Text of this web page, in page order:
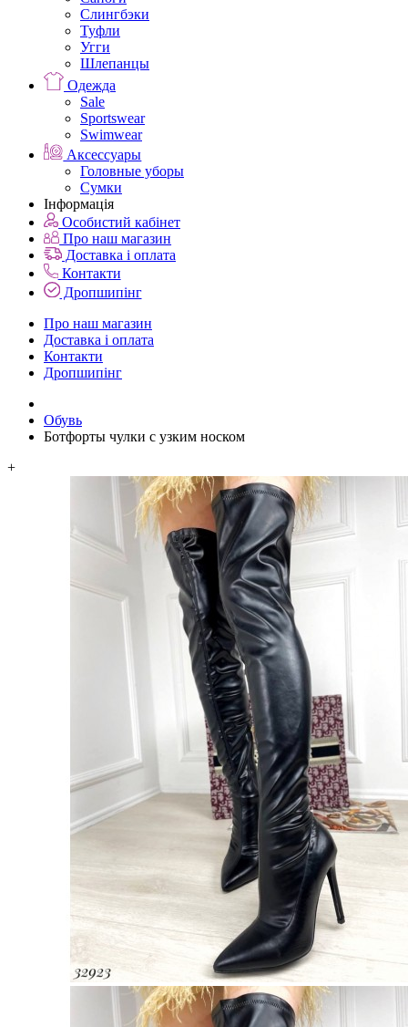
Слингбэки
Туфли
Угги
Шлепанцы
Одежда
Sale
Sportswear
Swimwear
Аксессуары
Головные уборы
Сумки
Інформація
Особистий кабінет
Про наш магазин
Доставка і оплата
Контакти
Дропшипінг
Про наш магазин
Доставка і оплата
Контакти
Дропшипінг
Обувь
Ботфорты чулки с узким носком
+